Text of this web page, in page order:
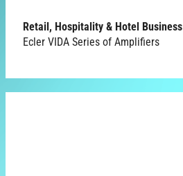
Retail, Hospitality & Hotel Business
Ecler VIDA Series of Amplifiers